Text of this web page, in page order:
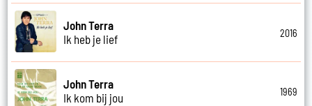
John Terra
Ik heb je lief
2016
John Terra
Ik kom bij jou
1969